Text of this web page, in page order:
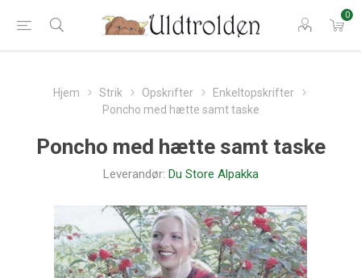
0
Hjem Strik Opskrifter
Enkeltopskrifter
Poncho med hætte samt taske
Poncho med hætte samt taske
Leverandør: Du Store Alpakka